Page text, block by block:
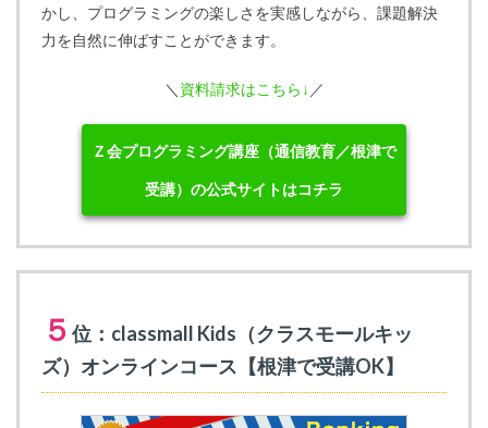
かし、プログラミングの楽しさを実感しながら、課題解決
力を自然に伸ばすことができます。
＼ 資料請求はこちら↓ ／
Ｚ会プログラミング講座（通信教育／根津で
受講）の公式サイトはコチラ
５ 位：classmall Kids（クラスモールキッ
ズ）オンラインコース【根津で受講OK】